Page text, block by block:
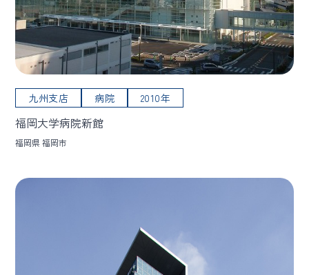
九州支店 病院 2010年
福岡大学病院新館
福岡県 福岡市